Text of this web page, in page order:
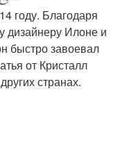
Свадебное платье
году. Благодаря
дизайнеру Илоне и
быстро завоевал
от Кристалл
странах.